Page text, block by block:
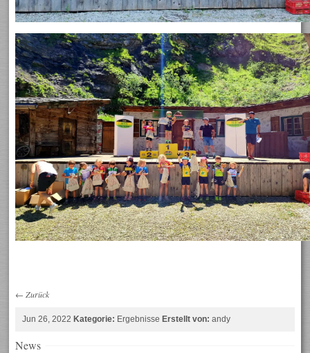
← Zurück
Jun 26, 2022Kategorie: ErgebnisseErstellt von: andy
News